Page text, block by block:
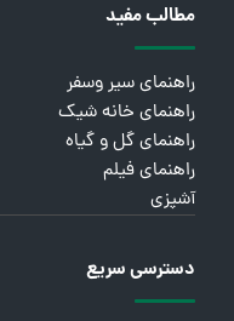
مطالب مفید
راهنمای سیر وسفر
راهنمای خانه شیک
راهنمای گل و گیاه
راهنمای فیلم
آشپزی
دسترسی سریع